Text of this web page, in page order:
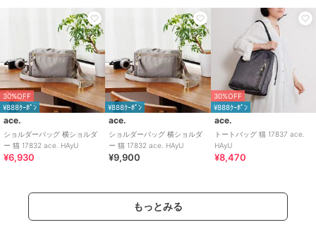
30%OFF
¥888ｸｰﾎﾟﾝ
ace.
ショルダーバッグ 横ショルダ
ー 猫 17832 ace. HAyU
¥6,930
¥888ｸｰﾎﾟﾝ
ace.
ショルダーバッグ 横ショルダ
ー 猫 17832 ace. HAyU
¥9,900
30%OFF
¥888ｸｰﾎﾟﾝ
ace.
トートバッグ 猫 17837 ace.
HAyU
¥8,470
もっとみる